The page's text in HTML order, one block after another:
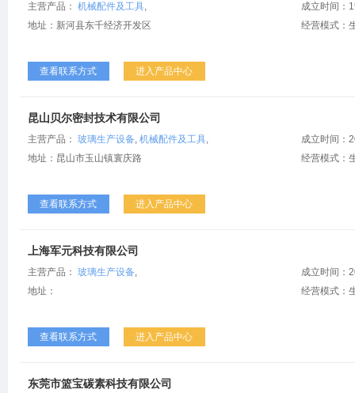
主营产品： 机械配件及工具,
地址：新河县东千经济开发区
成立时间：
经营模式：
查看联系方式 进入产品中心
昆山贝尔密封技术有限公司
主营产品： 玻璃生产设备, 机械配件及工具,
地址：昆山市玉山镇寰庆路
成立时间：
经营模式：
查看联系方式 进入产品中心
上海军元科技有限公司
主营产品： 玻璃生产设备,
地址：
成立时间：
经营模式：
查看联系方式 进入产品中心
东莞市篮宝碳素科技有限公司